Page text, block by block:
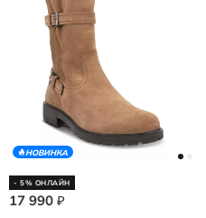
НОВИНКА
- 5% ОНЛАЙН
17 990 ₽